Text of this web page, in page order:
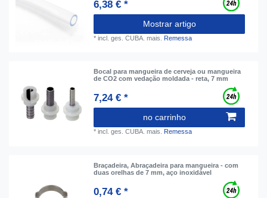
6,38 € *
Mostrar artigo
*incl. ges. CUBA. mais. Remessa
Bocal para mangueira de cerveja ou mangueira
de CO2 com vedação moldada - reta, 7 mm
7,24 € *
no carrinho
*incl. ges. CUBA. mais. Remessa
Braçadeira, Abraçadeira para mangueira - com
duas orelhas de 7 mm, aço inoxidável
0,74 € *